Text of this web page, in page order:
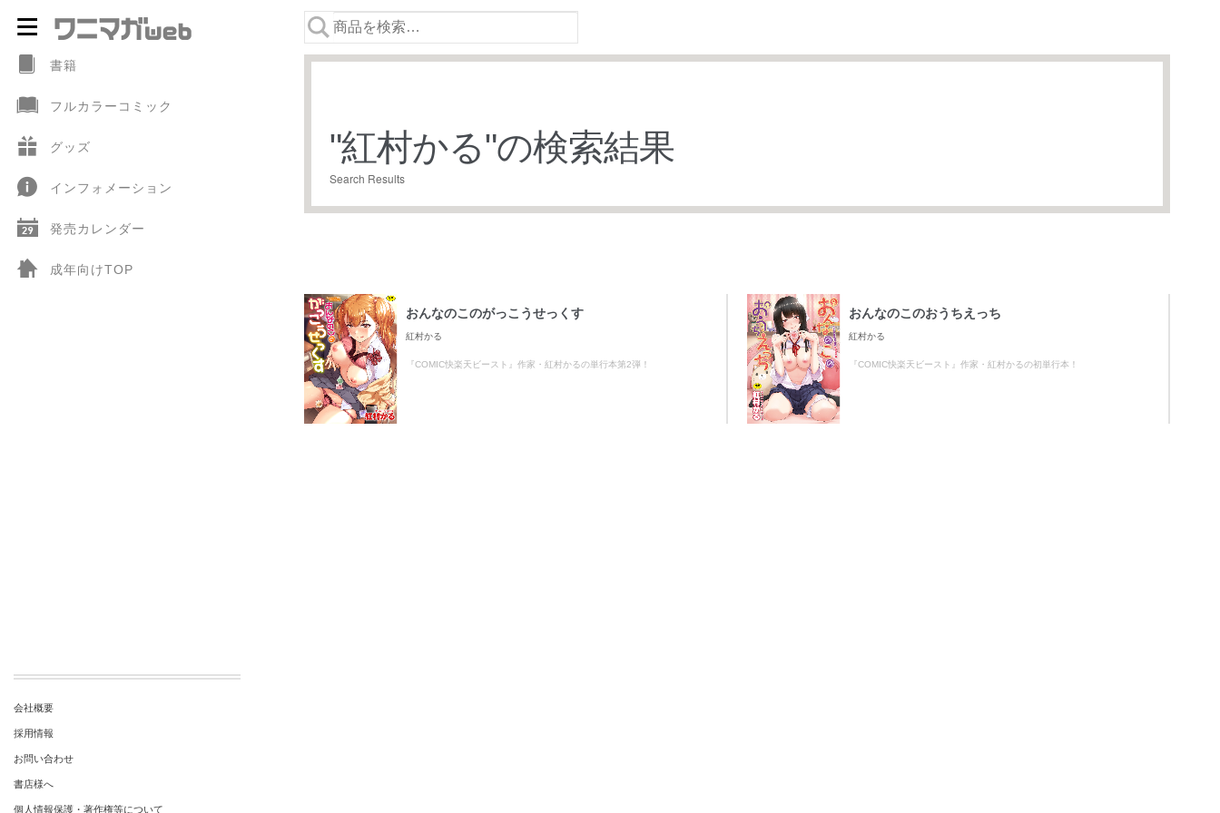
ナ
ー
シ
ン
へ
ス
キ
コ
ン
ツ
ス
キ
ッ
プ
"紅村かる"の検索結果
Search Results
おんなのこのがっこうせっくす
紅村かる
『COMIC快楽天ビースト』作家・紅村かるの単行本第2弾！
おんなのこのおうちえっち
紅村かる
『COMIC快楽天ビースト』作家・紅村かるの初単行本！
書籍
フルカラーコミック
グッズ
インフォメーション
発売カレンダー
成年向けTOP
会社概要
採用情報
お問い合わせ
書店様へ
個人情報保護・著作権等について